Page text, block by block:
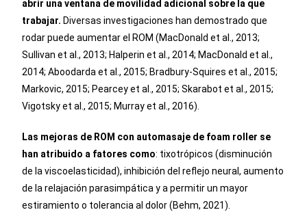
abrir una ventana de movilidad adicional sobre la que
trabajar. Diversas investigaciones han demostrado que
rodar puede aumentar el ROM (MacDonald et al., 2013;
Sullivan et al., 2013; Halperin et al., 2014; MacDonald et al.,
2014; Aboodarda et al., 2015; Bradbury-Squires et al., 2015;
Markovic, 2015; Pearcey et al., 2015; Skarabot et al., 2015;
Vigotsky et al., 2015; Murray et al., 2016).
Las mejoras de ROM con automasaje de foam roller se
han atribuido a fatores como: tixotrópicos (disminución
de la viscoelasticidad), inhibición del reflejo neural, aumento
de la relajación parasimpática y a permitir un mayor
estiramiento o tolerancia al dolor (Behm, 2021).